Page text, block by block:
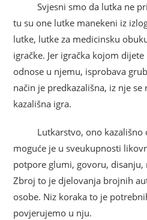
Svjesni smo da lutka ne
tu su one lutke manekeni iz
lutke, lutke za medicinsku
igračke. Jer igračka kojom
odnose u njemu, isprobava
način je predkazališna, iz nje se
kazališna igra.
Lutkarstvo, ono kazališno
moguće je u sveukupnosti
potpore glumi, govoru,
Zbroj to je djelovanja brojnih
osobe. Niz koraka to je
povjerujemo u nju.